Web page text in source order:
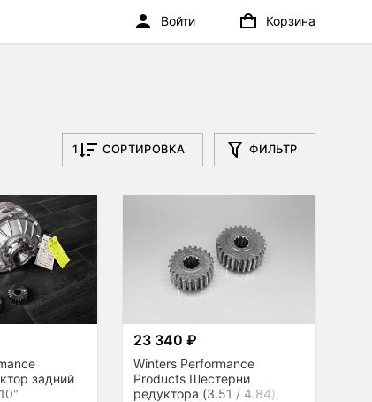
1 СОРТИРОВКА ФИЛЬТР
задний
23 340 ₽
Winters Performance
Products Шестерни
редуктора (3.51 / 4.84),
Войти Корзина